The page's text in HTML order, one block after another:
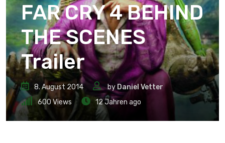
FAR CRY 4 BEHIND
THE SCENES
Trailer
8. August 2014 by Daniel Vetter
600Views 12 Jahren ago